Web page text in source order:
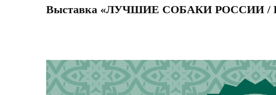
Выставка «ЛУЧШИЕ СОБАКИ РОССИИ /
View
Larger
Image